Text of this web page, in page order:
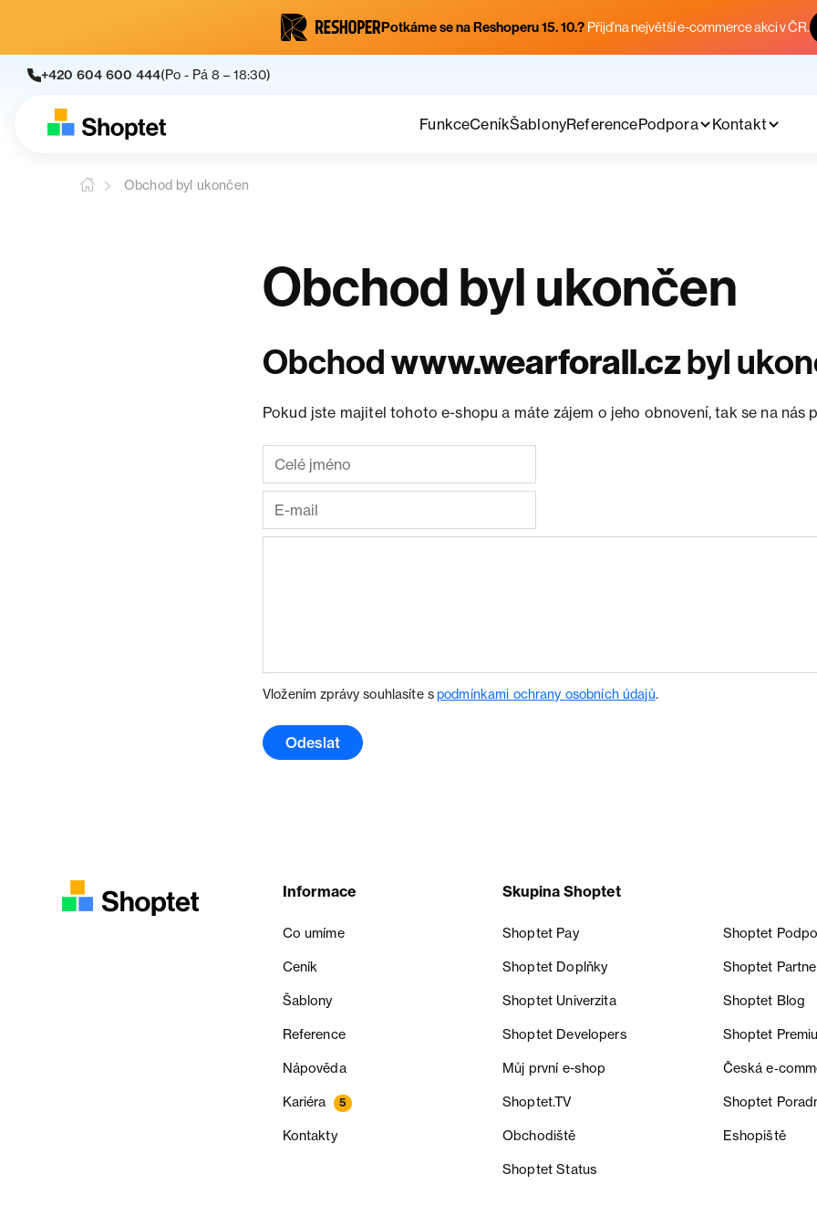
Potkáme se na Reshoperu 15. 10.? Přijď na největší e-commerce akci v ČR.
+420 604 600 444(Po - Pá 8 – 18:30)
FunkceCeníkŠablonyReferencePodpora Kontakt
Obchod byl ukončen
Obchod byl ukončen
Obchodwww.wearforall.czbyl
Pokud jste majitel tohoto e-shopu a máte zájem o jeho obnovení, tak se na nás
Vložením zprávy souhlasíte spodmínkami ochrany osobních údajů.
Odeslat
Informace
Co umíme
Ceník
Šablony
Reference
Nápověda
Kariéra 5
Kontakty
Skupina Shoptet
Shoptet Pay Shoptet
Shoptet Doplňky Shoptet
Shoptet Univerzita Shoptet Blog
Shoptet Developers Shoptet
Můj první e-shop Česká
Shoptet.TV Shoptet
Obchodiště Eshopiště
Shoptet Status